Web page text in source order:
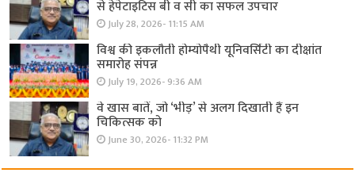
से हेपेटाइटिस बी व सी का सफल उपचार
July 28, 2026- 11:15 AM
विश्व की इकलौती होम्योपैथी यूनिवर्सिटी का दीक्षांत
समारोह संपन्न
July 19, 2026- 9:36 AM
वे खास बातें, जो ‘भीड़’ से अलग दिखाती हैं इन
चिकित्सक को
June 30, 2026- 11:32 PM